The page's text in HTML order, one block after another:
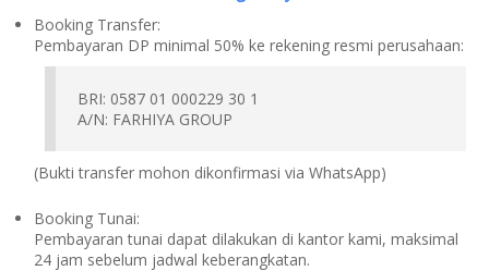
Booking Transfer:
Pembayaran DP minimal 50% ke rekening resmi perusahaan:
BRI: 0587 01 000229 30 1
A/N: FARHIYA GROUP
(Bukti transfer mohon dikonfirmasi via WhatsApp)
Booking Tunai:
Pembayaran tunai dapat dilakukan di kantor kami, maksimal
24 jam sebelum jadwal keberangkatan.